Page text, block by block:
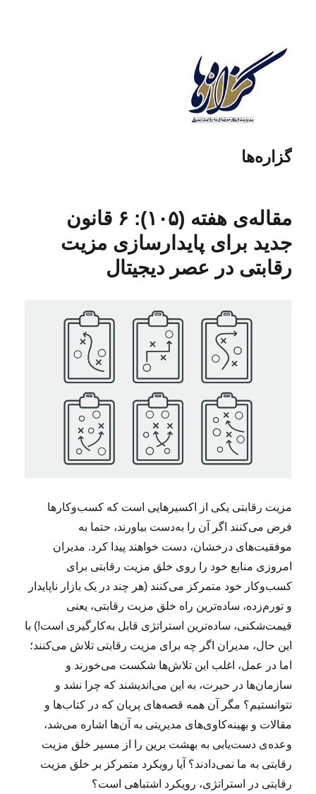
گزاره‌ها
مقاله‌ی هفته (۱۰۵): ۶ قانون
جدید برای پایدارسازی مزیت
رقابتی در عصر دیجیتال
مزیت رقابتی یکی از اکسیرهایی است که کسب‌وکارها
فرض می‌کنند اگر آن را به‌دست بیاورند، حتما به
موفقیت‌های درخشان، دست خواهند پیدا کرد. مدیران
امروزی منابع خود را روی خلق مزیت رقابتی برای
کسب‌وکار خود متمرکز می‌کنند (هر چند در یک بازار ناپایدار
و تورم‌زده، ساده‌ترین راه خلق مزیت رقابتی، یعنی
قیمت‌شکنی، ساده‌ترین استراتژی قابل به‌کارگیری است!) با
این حال، مدیران اگر چه برای مزیت رقابتی تلاش می‌کنند؛
اما در عمل، اغلب این تلاش‌ها شکست می‌خورند و
سازمان‌ها در حیرت، به این می‌اندیشند که چرا نشد و
نتوانستیم؟ مگر آن همه قصه‌های پریان که در کتاب‌ها و
مقالات و بهینه‌کاوی‌های مدیریتی به آن‌ها اشاره می‌شد،
وعده‌ی دست‌یابی به بهشت برین را از مسیر خلق مزیت
رقابتی به ما نمی‌دادند؟ آیا رویکرد متمرکز بر خلق مزیت
رقابتی در استراتژی، رویکرد اشتباهی است؟